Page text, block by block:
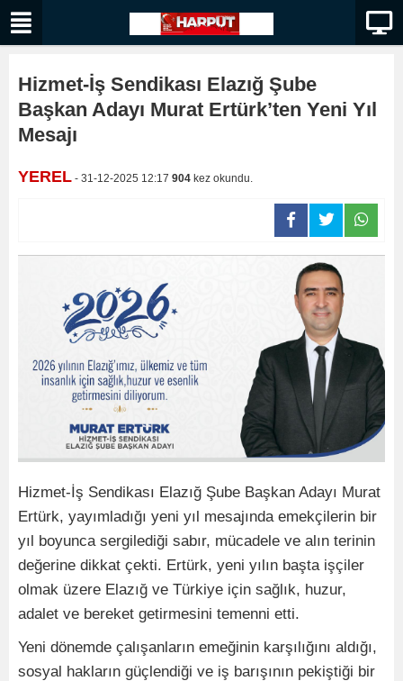
Hizmet-İş Sendikası Elazığ Şube
Başkan Adayı Murat Ertürk’ten Yeni Yıl
Mesajı
YEREL - 31-12-2025 12:17 904 kez okundu.
Hizmet-İş Sendikası Elazığ Şube Başkan Adayı Murat
Ertürk, yayımladığı yeni yıl mesajında emekçilerin bir
yıl boyunca sergilediği sabır, mücadele ve alın terinin
değerine dikkat çekti. Ertürk, yeni yılın başta işçiler
olmak üzere Elazığ ve Türkiye için sağlık, huzur,
adalet ve bereket getirmesini temenni etti.
Yeni dönemde çalışanların emeğinin karşılığını aldığı,
sosyal hakların güçlendiği ve iş barışının pekiştiği bir